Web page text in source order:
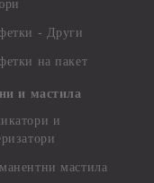
- Други
на пакет
и мастила
и
мастила